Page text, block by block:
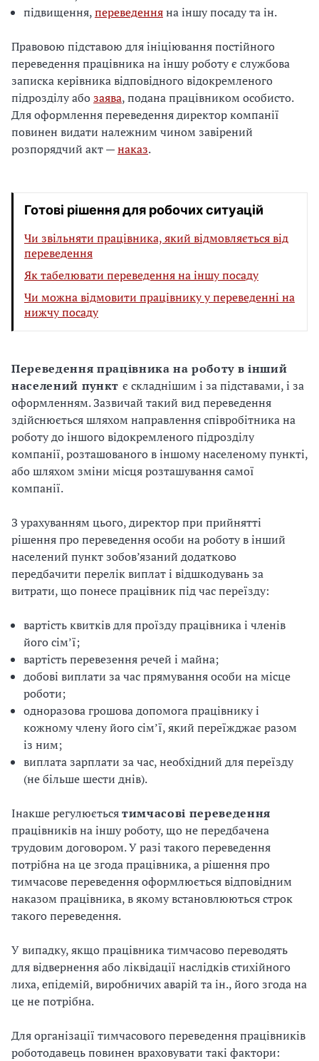
підвищення,переведенняна іншу посаду та ін.
Правовою підставою для ініціювання постійного
переведення працівника на іншу роботу є службова
записка керівника відповідного відокремленого
підрозділу абозаява, подана працівником особисто.
Для оформлення переведення директор компанії
повинен видати належним чином завірений
розпорядчий акт —наказ.
Готові рішення для робочих ситуацій
Чи звільняти працівника, який відмовляється від
переведення
Як табелювати переведення на іншу посаду
Чи можна відмовити працівнику у переведенні на
нижчу посаду
Переведення працівника на роботу в інший
населений пункт є складнішим і за підставами, і за
оформленням. Зазвичай такий вид переведення
здійснюється шляхом направлення співробітника на
роботу до іншого відокремленого підрозділу
компанії, розташованого в іншому населеному пункті,
або шляхом зміни місця розташування самої
компанії.
З урахуванням цього, директор при прийнятті
рішення про переведення особи на роботу в інший
населений пункт зобов’язаний додатково
передбачити перелік виплат і відшкодувань за
витрати, що понесе працівник під час переїзду:
вартість квитків для проїзду працівника і членів
його сім’ї;
вартість перевезення речей і майна;
добові виплати за час прямування особи на місце
роботи;
одноразова грошова допомога працівнику і
кожному члену його сім’ї, який переїжджає разом
із ним;
виплата зарплати за час, необхідний для переїзду
(не більше шести днів).
Інакше регулюєтьсятимчасові переведення
працівників на іншу роботу, що не передбачена
трудовим договором. У разі такого переведення
потрібна на це згода працівника, а рішення про
тимчасове переведення оформлюється відповідним
наказом працівника, в якому встановлюються строк
такого переведення.
У випадку, якщо працівника тимчасово переводять
для відвернення або ліквідації наслідків стихійного
лиха, епідемій, виробничих аварій та ін., його згода на
це не потрібна.
Для організації тимчасового переведення працівників
роботодавець повинен враховувати такі фактори: